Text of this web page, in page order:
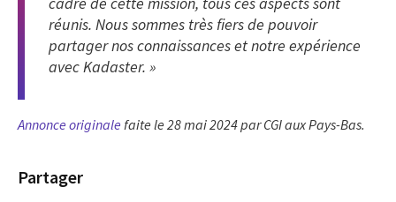
réunis. Nous sommes très fiers de pouvoir
partager nos connaissances et notre expérience
avec Kadaster. »
Annonce originale faite le 28 mai 2024 par CGI aux Pays-Bas.
Partager